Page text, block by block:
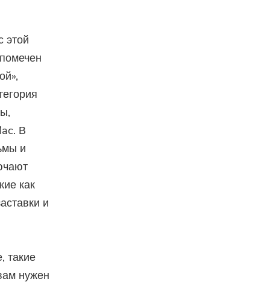
этой
В
и
как
и
такие
нужен